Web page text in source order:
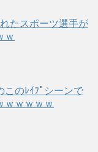
れたスポーツ選手が
ｗ
このﾚｲﾌﾟシーンで
ｗｗｗｗｗ